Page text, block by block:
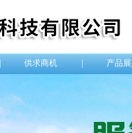
供求商机 产品